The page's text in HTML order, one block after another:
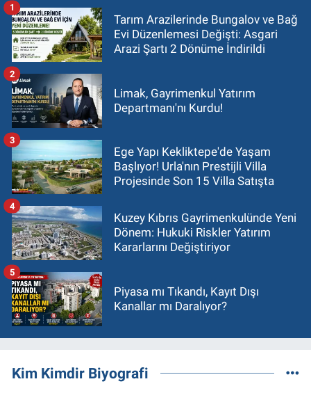
Tarım Arazilerinde Bungalov ve Bağ
Evi Düzenlemesi Değişti: Asgari
Arazi Şartı 2 Dönüme İndirildi
1
Limak, Gayrimenkul Yatırım
Departmanı'nı Kurdu!
2
Ege Yapı Kekliktepe'de Yaşam
Başlıyor! Urla'nın Prestijli Villa
Projesinde Son 15 Villa Satışta
3
Kuzey Kıbrıs Gayrimenkulünde Yeni
Dönem: Hukuki Riskler Yatırım
Kararlarını Değiştiriyor
4
Piyasa mı Tıkandı, Kayıt Dışı
Kanallar mı Daralıyor?
5
Kim Kimdir Biyografi